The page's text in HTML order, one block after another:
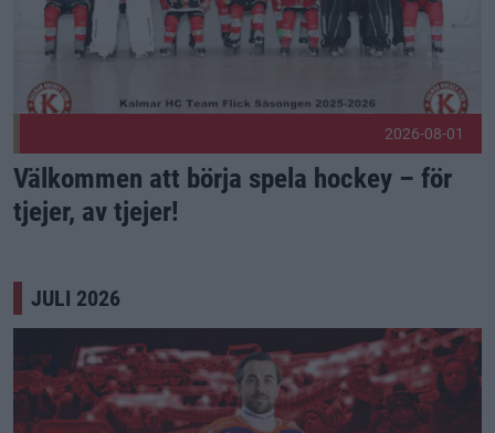
2026-08-01
Välkommen att börja spela hockey – för
tjejer, av tjejer!
JULI 2026
Välkommen, Jonathan! Publicerad 2026-07-23